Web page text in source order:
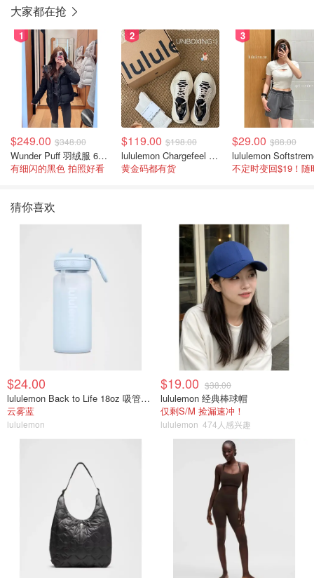
大家都在抢
1
$249.00 $348.00
Wunder Puff 羽绒服 600蓬松度
有细闪的黑色 拍照好看
2
$119.00 $198.00
lululemon Chargefeel 3 男士运动鞋
黄金码都有货
3
$29.00 $88.00
猜你喜欢
$24.00
lululemon Back to Life 18oz 吸管透明水瓶
云雾蓝
lululemon
$19.00 $38.00
lululemon 经典棒球帽
仅剩S/M 捡漏速冲！
lululemon 474人感兴趣